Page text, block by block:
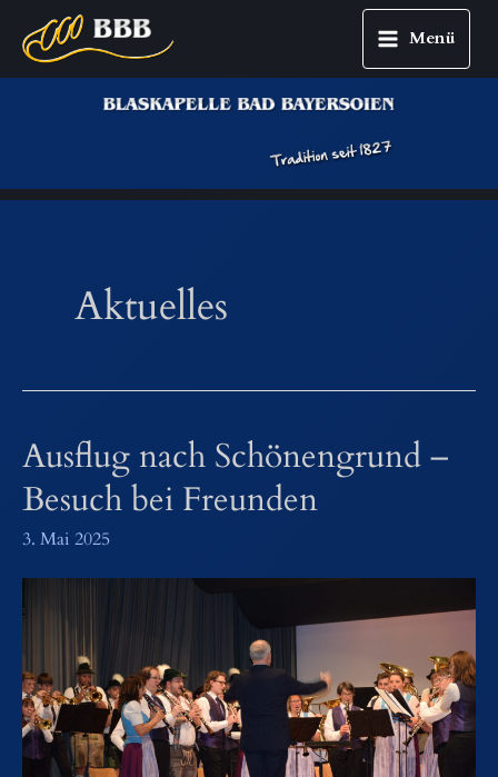
Main
Menu
Menü
Aktuelles
Ausflug nach Schönengrund –
Besuch bei Freunden
3. Mai 2025